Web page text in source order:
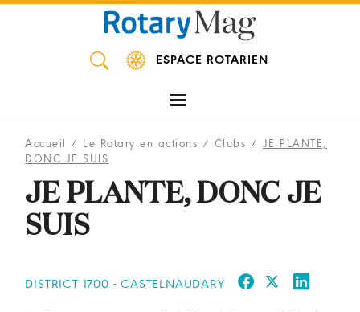
ESPACE ROTARIEN
Accueil / Le Rotary en actions / Clubs / JE PLANTE,
DONC JE SUIS
JE PLANTE, DONC JE
SUIS
DISTRICT 1700 - CASTELNAUDARY
Panneau de gestion des cookies